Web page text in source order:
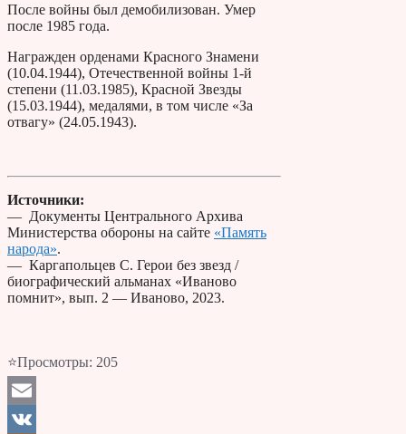
После войны был демобилизован. Умер
после 1985 года.
Награжден орденами Красного Знамени
(10.04.1944), Отечественной войны 1-й
степени (11.03.1985), Красной Звезды
(15.03.1944), медалями, в том числе «За
отвагу» (24.05.1943).
Источники:
— Документы Центрального Архива
Министерства обороны на сайте «Память
народа».
— Каргапольцев С. Герои без звезд /
биографический альманах «Иваново
помнит», вып. 2 — Иваново, 2023.
⭐Просмотры: 205
Email